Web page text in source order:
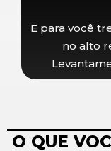
E para você
no alto
O QUE